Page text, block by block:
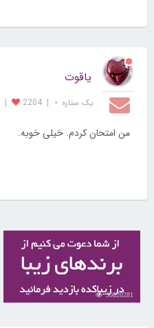
ياقوت
یک ستاره ⋆ |
2204
|
من امتحان كردم. خيلى خوبه.
30820281